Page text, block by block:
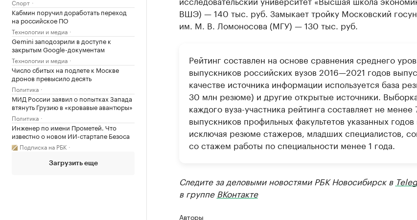
Спорт
Кабмин поручил доработать переход
на российское ПО
Технологии и медиа
Gemini заподозрили в доступе к
закрытым Google-документам
Технологии и медиа
Число сбитых на подлете к Москве
дронов превысило десять
Политика
МИД России заявил о попытках Запада
втянуть Грузию в «кровавые авантюры»
Политика
Инженер по имени Прометей. Что
известно о новом ИИ-стартапе Безоса
Подписка на РБК
Загрузить еще
ВШЭ) — 140 тыс. руб. Замыкает тройку Московский
им. М. В. Ломоносова (МГУ) — 130 тыс. руб.
Рейтинг составлен на основе сравнения среднего
выпускников российских вузов 2016—2021 годов
качестве источника информации используется база
30 млн резюме) и другие открытые источники.
каждого вуза-участника рейтинга составляет не
выпускников профильных факультетов указанных годов
исключая резюме стажеров, младших специалистов,
со стажем работы по специальности менее 1 года.
Следите за деловыми новостями РБК Новосибирск в
в группе ВКонтакте
Авторы